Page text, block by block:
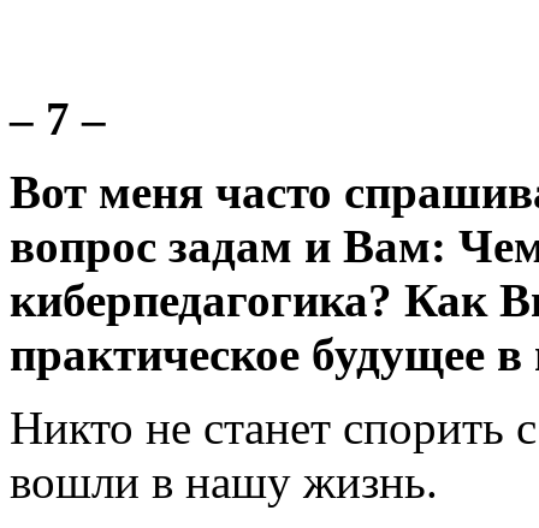
– 7 –
Вот меня часто
вопрос задам и Вам:
киберпедагогика? Как
практическое будущее
Никто не станет
вошли в нашу жизнь.